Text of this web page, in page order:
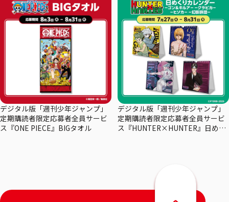
デジタル版「週刊少年ジャンプ」
定期購読者限定応募者全員サービ
ス『ONE PIECE』BIGタオル
デジタル版「週刊少年ジャンプ」
定期購読者限定応募者全員サービ
ス『HUNTER×HUNTER』日めく